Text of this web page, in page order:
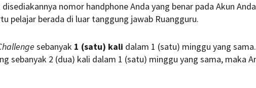
nomor handphone Anda yang benar pada Akun
pelajar berada di luar tanggung jawab Ruangguru.
sebanyak 1 (satu) kali dalam 1 (satu) minggu yang
sebanyak 2 (dua) kali dalam 1 (satu) minggu yang sama, maka